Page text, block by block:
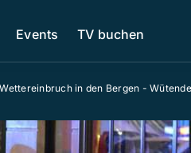
Events TV buchen
in den Bergen -